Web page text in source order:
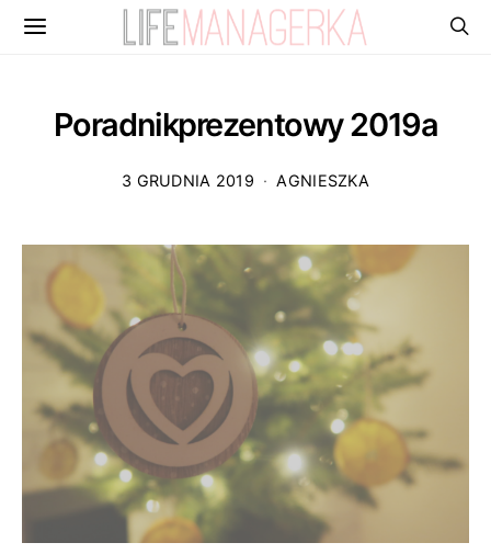
Poradnikprezentowy 2019a
3 GRUDNIA 2019 AGNIESZKA